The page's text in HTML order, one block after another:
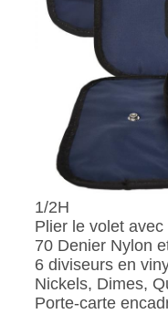
1/2H
Plier le volet
70 Denier Nylon
6 diviseurs en
Nickels, Dimes,
Porte-carte